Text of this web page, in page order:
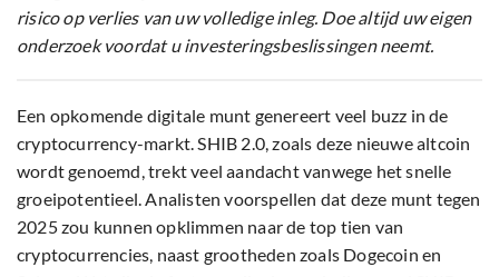
risico op verlies van uw volledige inleg. Doe altijd uw eigen
onderzoek voordat u investeringsbeslissingen neemt.
Een opkomende digitale munt genereert veel buzz in de
cryptocurrency-markt. SHIB 2.0, zoals deze nieuwe altcoin
wordt genoemd, trekt veel aandacht vanwege het snelle
groeipotentieel. Analisten voorspellen dat deze munt tegen
2025 zou kunnen opklimmen naar de top tien van
cryptocurrencies, naast grootheden zoals Dogecoin en